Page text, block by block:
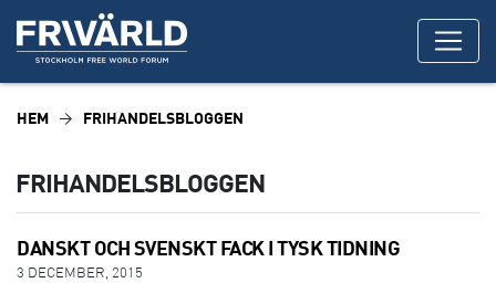
HEM FRIHANDELSBLOGGEN
FRIHANDELSBLOGGEN
DANSKT OCH SVENSKT FACK I TYSK TIDNING
3 DECEMBER, 2015